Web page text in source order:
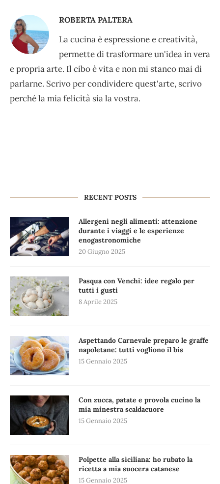
ROBERTA PALTERA
La cucina è espressione e creatività,
permette di trasformare un'idea in vera
e propria arte. Il cibo è vita e non mi stanco mai di
parlarne. Scrivo per condividere quest'arte, scrivo
perché la mia felicità sia la vostra.
RECENT POSTS
Allergeni negli alimenti: attenzione
durante i viaggi e le esperienze
enogastronomiche
20 Giugno 2025
Pasqua con Venchi: idee regalo per
tutti i gusti
8 Aprile 2025
Aspettando Carnevale preparo le graffe
napoletane: tutti vogliono il bis
15 Gennaio 2025
Con zucca, patate e provola cucino la
mia minestra scaldacuore
15 Gennaio 2025
Polpette alla siciliana: ho rubato la
ricetta a mia suocera catanese
15 Gennaio 2025